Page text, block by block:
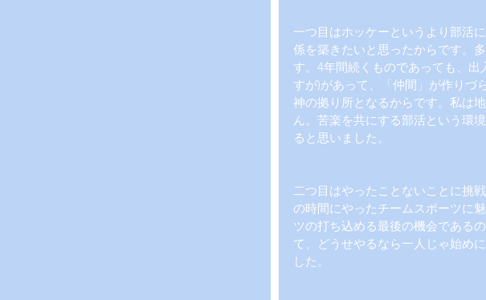
一つ目はホッケーというより部活
係を築きたいと思ったからです。
す。4年間続くものであっても、
すが)があって、「仲間」が作りづ
神の拠り所となるからです。私は
ん。苦楽を共にする部活という環
ると思いました。
二つ目はやったことないことに挑
の時間にやったチームスポーツに
ツの打ち込める最後の機会である
て、どうせやるなら一人じゃ始め
した。